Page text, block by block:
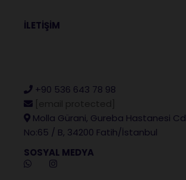
İLETİŞİM
+90 536 643 78 98
Molla Gürani, Gureba Hastanesi Cd
No:65 / B, 34200 Fatih/İstanbul
SOSYAL MEDYA